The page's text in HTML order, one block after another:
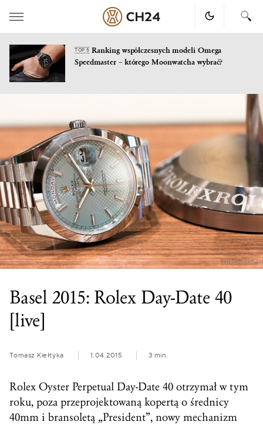
content
TOP 5Ranking współczesnych modeli Omega
Speedmaster – którego Moonwatcha wybrać?
Basel 2015: Rolex Day-Date 40
[live]
Tomasz Kiełtyka 1.04.2015 3 min.
Rolex Oyster Perpetual Day-Date 40 otrzymał w tym
roku, poza przeprojektowaną kopertą o średnicy
40mm i bransoletą „President”, nowy mechanizm